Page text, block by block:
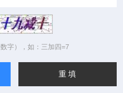
字），如：三加四=7